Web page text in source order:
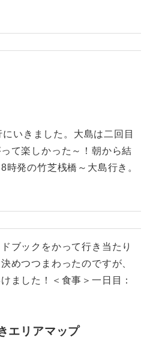
いきました。大島は二回目
て楽しかった～！朝から結
時発の竹芝桟橋～大島行き。
ブックをかって行き当たり
めつつまわったのですが、
ました！＜食事＞一日目：
エリアマップ